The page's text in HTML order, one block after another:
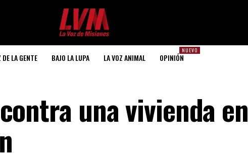
DE LA GENTE BAJO LA LUPA LA VOZ ANIMAL
NUEVO
OPINIÓN
una vivienda en